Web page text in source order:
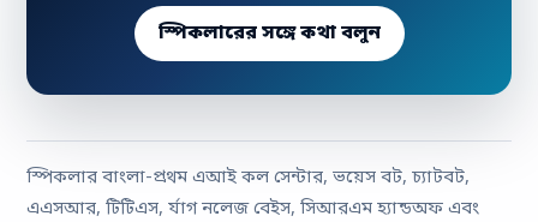
স্পিকলারের সঙ্গে কথা বলুন
স্পিকলার বাংলা-প্রথম এআই কল সেন্টার, ভয়েস বট, চ্যাটবট,
এএসআর, টিটিএস, র্যাগ নলেজ বেইস, সিআরএম হ্যান্ডঅফ এবং